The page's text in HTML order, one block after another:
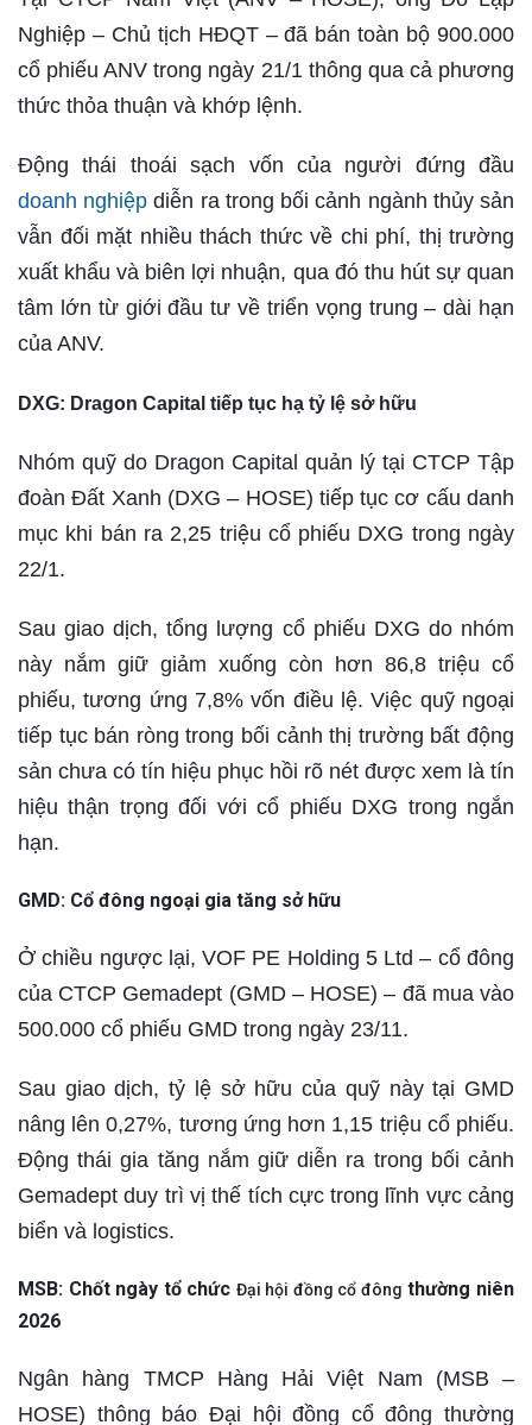
Nghiệp – Chủ tịch HĐQT – đã bán toàn bộ 900.000
cổ phiếu ANV trong ngày 21/1 thông qua cả phương
thức thỏa thuận và khớp lệnh.
Động thái thoái sạch vốn của người đứng đầu
doanh nghiệp diễn ra trong bối cảnh ngành thủy sản
vẫn đối mặt nhiều thách thức về chi phí, thị trường
xuất khẩu và biên lợi nhuận, qua đó thu hút sự quan
tâm lớn từ giới đầu tư về triển vọng trung – dài hạn
của ANV.
DXG: Dragon Capital tiếp tục hạ tỷ lệ sở hữu
Nhóm quỹ do Dragon Capital quản lý tại CTCP Tập
đoàn Đất Xanh (DXG – HOSE) tiếp tục cơ cấu danh
mục khi bán ra 2,25 triệu cổ phiếu DXG trong ngày
22/1.
Sau giao dịch, tổng lượng cổ phiếu DXG do nhóm
này nắm giữ giảm xuống còn hơn 86,8 triệu cổ
phiếu, tương ứng 7,8% vốn điều lệ. Việc quỹ ngoại
tiếp tục bán ròng trong bối cảnh thị trường bất động
sản chưa có tín hiệu phục hồi rõ nét được xem là tín
hiệu thận trọng đối với cổ phiếu DXG trong ngắn
hạn.
GMD: Cổ đông ngoại gia tăng sở hữu
Ở chiều ngược lại, VOF PE Holding 5 Ltd – cổ đông
của CTCP Gemadept (GMD – HOSE) – đã mua vào
500.000 cổ phiếu GMD trong ngày 23/11.
Sau giao dịch, tỷ lệ sở hữu của quỹ này tại GMD
nâng lên 0,27%, tương ứng hơn 1,15 triệu cổ phiếu.
Động thái gia tăng nắm giữ diễn ra trong bối cảnh
Gemadept duy trì vị thế tích cực trong lĩnh vực cảng
biển và logistics.
MSB: Chốt ngày tổ chức Đại hội đồng cổ đông thường niên
2026
Ngân hàng TMCP Hàng Hải Việt Nam (MSB –
HOSE) thông báo Đại hội đồng cổ đông thường